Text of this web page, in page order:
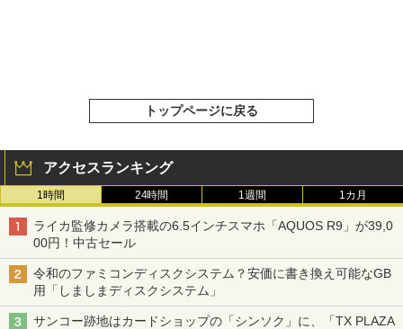
トップページに戻る
アクセスランキング
1時間 24時間 1週間 1カ月
ライカ監修カメラ搭載の6.5インチスマホ「AQUOS R9」が39,0
00円！中古セール
令和のファミコンディスクシステム？安価に書き換え可能なGB
用「しましまディスクシステム」
サンコー跡地はカードショップの「シンソク」に、「TX PLAZA